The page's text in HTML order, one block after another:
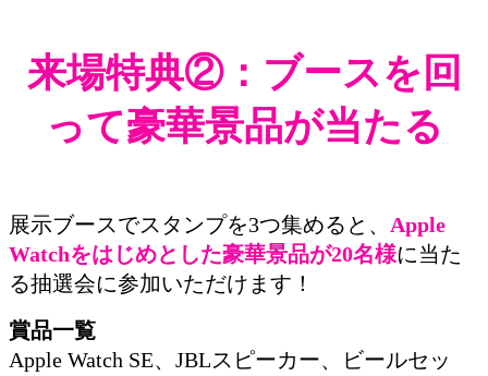
来場特典②：ブースを回
って豪華景品が当たる
展示ブースでスタンプを3つ集めると、 Apple
Watchをはじめとした豪華景品が20名様に当た
る抽選会に参加いただけます！
賞品一覧
Apple Watch SE、JBLスピーカー、ビールセッ